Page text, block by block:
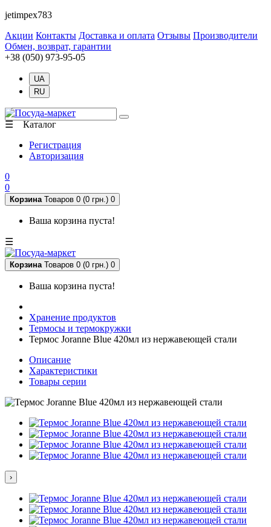
jetimpex783
Акции Контакты Доставка и оплата Отзывы Производители
Обмен, возврат, гарантии
+38 (050) 973-95-05
UA
RU
☰ Каталог
Регистрация
Авторизация
0
0
Корзина Товаров 0 (0 грн.) 0
Ваша корзина пуста!
☰
Корзина Товаров 0 (0 грн.) 0
Ваша корзина пуста!
Хранение продуктов
Термосы и термокружки
Термос Joranne Blue 420мл из нержавеющей стали
Описание
Характеристики
Товары серии
›